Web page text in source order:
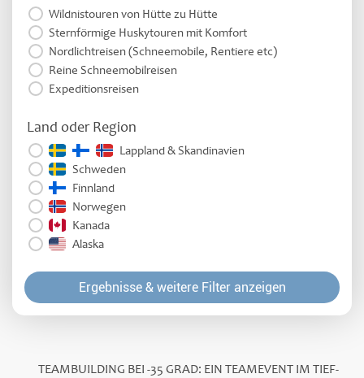
Wildnistouren von Hütte zu Hütte
Sternförmige Huskytouren mit Komfort
Nordlichtreisen (Schneemobile, Rentiere etc)
Reine Schneemobilreisen
Expeditionsreisen
Land oder Region
Lappland & Skandinavien
Schweden
Finnland
Norwegen
Kanada
Alaska
Ergebnisse & weitere Filter anzeigen
TEAMBUILDING BEI -35 GRAD: EIN TEAMEVENT IM TIEF-